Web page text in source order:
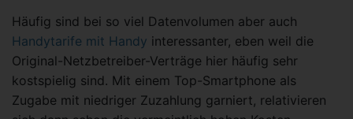
Häufig sind bei so viel Datenvolumen aber auch
Handytarife mit Handy interessanter, eben weil die
Original-Netzbetreiber-Verträge hier häufig sehr
kostspielig sind. Mit einem Top-Smartphone als
Zugabe mit niedriger Zuzahlung garniert, relativieren